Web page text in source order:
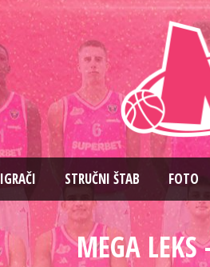
IGRAČI STRUČNI ŠTAB FOTO
MEGA LEKS